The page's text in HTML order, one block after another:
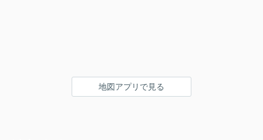
地図アプリで見る